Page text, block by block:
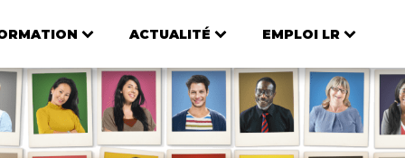
ACTUALITÉ EMPLOI LR